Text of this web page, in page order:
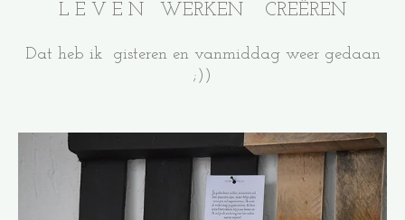
L E V E N WERKEN CREËREN
Dat heb ik gisteren en vanmiddag weer gedaan
;))